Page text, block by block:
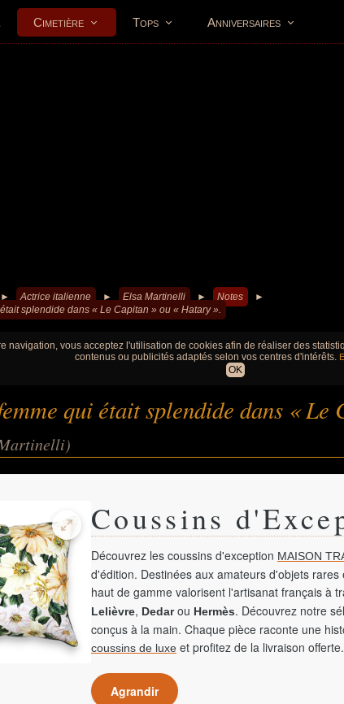
Cimetière Tops Anniversaires
► Actrice italienne ► Elsa Martinelli ► Notes
►
splendide dans « Le Capitan » ou « Hatary ».
navigation, vous acceptez l'utilisation de cookies afin de réaliser des
contenus ou publicités adaptés selon vos centres d'intérêts.
OK
qui était splendide dans «
Coussins
Découvrez les coussins d'exception MAISON
d'édition. Destinées aux amateurs d'objets
haut de gamme valorisent l'artisanat français à
Lelièvre, Dedarou Hermès. Découvrez notre
conçus à la main. Chaque pièce raconte une
coussins de luxe et profitez de la livraison offerte.
Agrandir